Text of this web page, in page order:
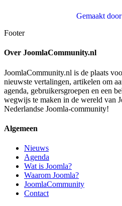
Gemaakt door
Footer
Over JoomlaCommunity.nl
JoomlaCommunity.nl is de plaats
nieuwste vertalingen, artikelen om
agenda, gebruikersgroepen en een
wegwijs te maken in de wereld van
Nederlandse Joomla-community!
Algemeen
Nieuws
Agenda
Wat is Joomla?
Waarom Joomla?
JoomlaCommunity
Contact